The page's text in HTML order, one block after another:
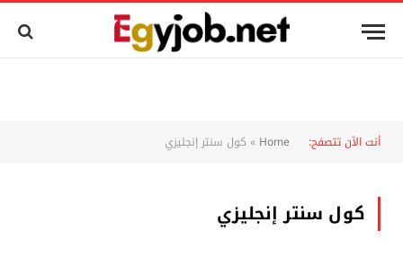
أنت الآن تتصفح: Home
» كول سنتر إنجليزي
كول سنتر إنجليزي